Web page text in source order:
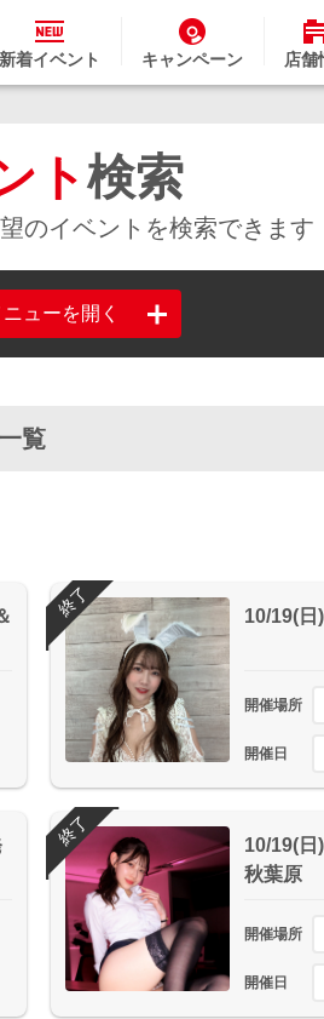
新着イベント キャンペーン 店舗
ト検索
のイベントを検索できます
ューを開く
覧
10/19(日
開催場所
開催日
終了
10/19(
秋葉原
開催場所
開催日
終了